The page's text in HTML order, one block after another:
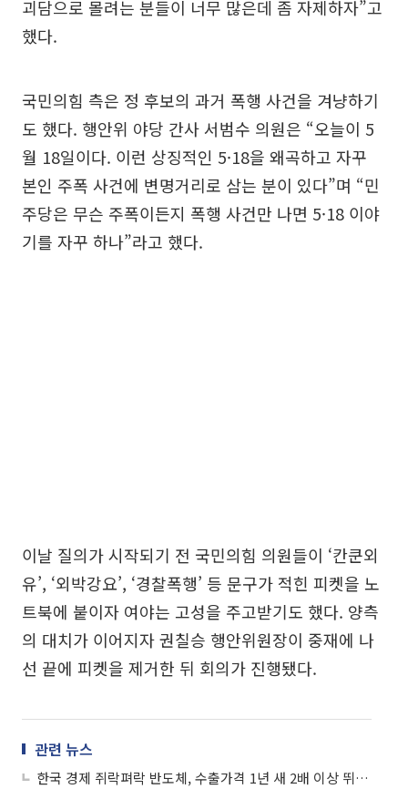
괴담으로 몰려는 분들이 너무 많은데 좀 자제하자”고
했다.
국민의힘 측은 정 후보의 과거 폭행 사건을 겨냥하기
도 했다. 행안위 야당 간사 서범수 의원은 “오늘이 5
월 18일이다. 이런 상징적인 5·18을 왜곡하고 자꾸
본인 주폭 사건에 변명거리로 삼는 분이 있다”며 “민
주당은 무슨 주폭이든지 폭행 사건만 나면 5·18 이야
기를 자꾸 하나”라고 했다.
이날 질의가 시작되기 전 국민의힘 의원들이 ‘칸쿤외
유’, ‘외박강요’, ‘경찰폭행’ 등 문구가 적힌 피켓을 노
트북에 붙이자 여야는 고성을 주고받기도 했다. 양측
의 대치가 이어지자 권칠승 행안위원장이 중재에 나
선 끝에 피켓을 제거한 뒤 회의가 진행됐다.
관련 뉴스
한국 경제 쥐락펴락 반도체, 수출가격 1년 새 2배 이상 뛰었다